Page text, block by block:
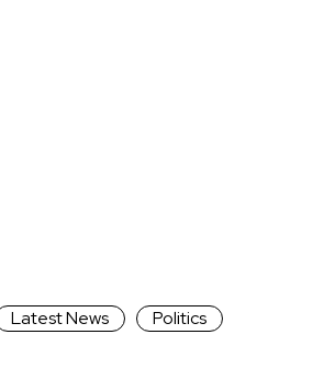
Latest News Politics